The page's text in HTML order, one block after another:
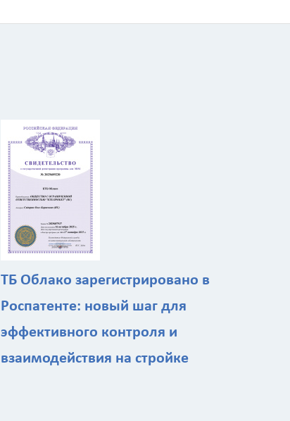
ТБ Облако зарегистрировано в
Роспатенте: новый шаг для
эффективного контроля и
взаимодействия на стройке